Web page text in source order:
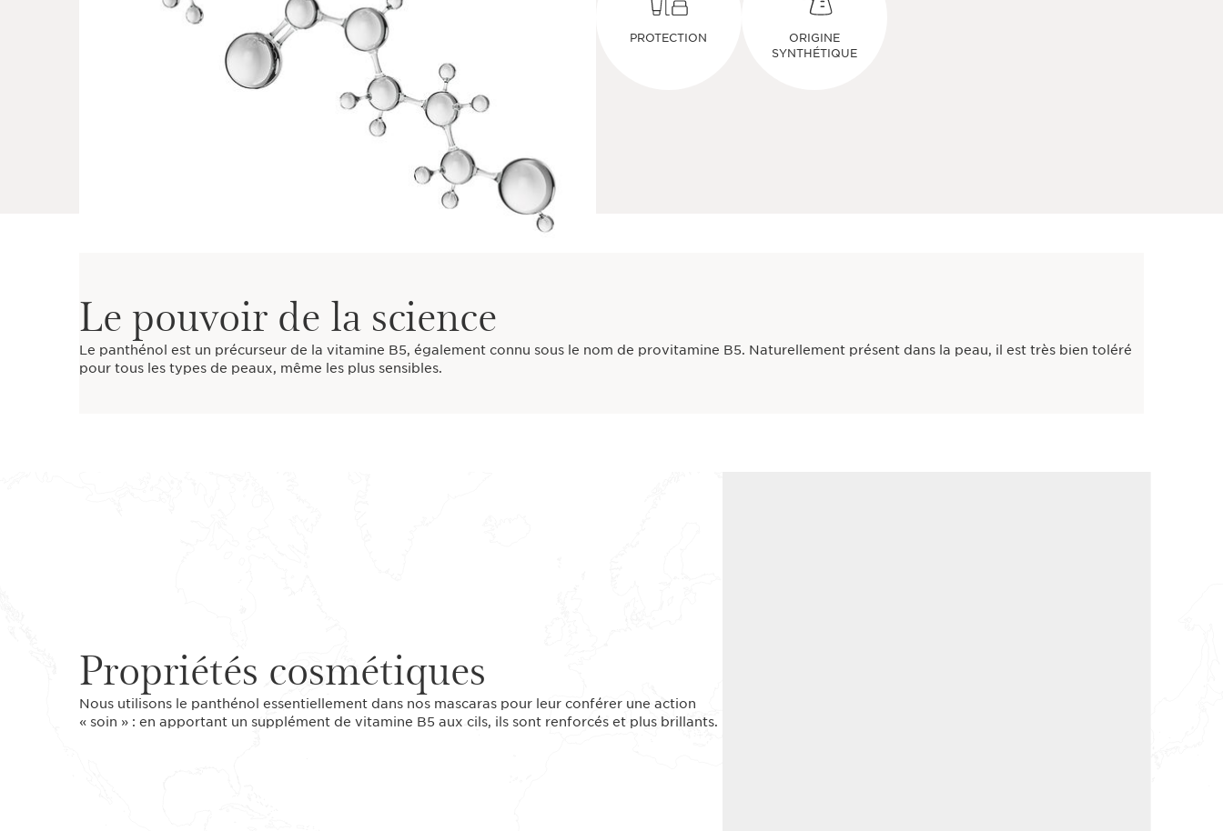
PROTECTION
ORIGINE
SYNTHÉTIQUE
Le pouvoir de la science
Le panthénol est un précurseur de la vitamine B5, également connu sous le nom de provitamine B5. Naturellement présent dans la peau, il est très bien toléré
pour tous les types de peaux, même les plus sensibles.
Propriétés cosmétiques
Nous utilisons le panthénol essentiellement dans nos mascaras pour leur conférer une action
« soin » : en apportant un supplément de vitamine B5 aux cils, ils sont renforcés et plus brillants.